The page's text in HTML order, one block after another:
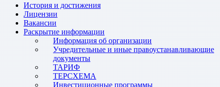
История и достижения
Лицензии
Вакансии
Раскрытие информации
Информация об организации
Учредительные и иные правоустанавливающие
документы
ТАРИФ
ТЕРСХЕМА
Инвестиционные программы